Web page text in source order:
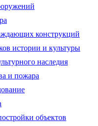
конструкций
истории и культуры
наследия
и пожара
объектов